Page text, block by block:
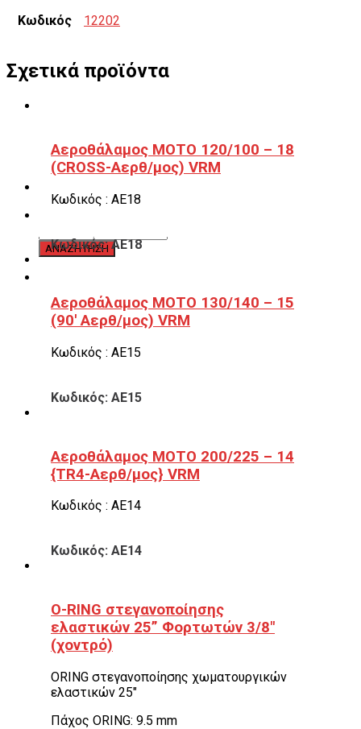
Κωδικός 12202
Σχετικά προϊόντα
Αεροθάλαμος ΜΟΤΟ 120/100 – 18
(CROSS-Αερθ/μος) VRM
Κωδικός : ΑΕ18
Κωδικός: ΑΕ18
Αεροθάλαμος ΜΟΤΟ 130/140 – 15
(90′ Αερθ/μος) VRM
Κωδικός : ΑΕ15
Κωδικός: ΑΕ15
Αεροθάλαμος ΜΟΤΟ 200/225 – 14
{TR4-Αερθ/μος} VRM
Κωδικός : ΑΕ14
Κωδικός: ΑΕ14
O-RING στεγανοποίησης
ελαστικών 25” Φορτωτών 3/8″
(χοντρό)
ORING στεγανοποίησης χωματουργικών
ελαστικών 25″
Πάχος ORING: 9.5 mm